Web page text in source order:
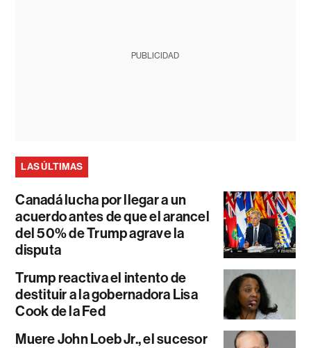
PUBLICIDAD
LAS ÚLTIMAS
Canadá lucha por llegar a un
acuerdo antes de que el arancel
del 50% de Trump agrave la
disputa
Trump reactiva el intento de
destituir a la gobernadora Lisa
Cook de la Fed
Muere John Loeb Jr., el sucesor